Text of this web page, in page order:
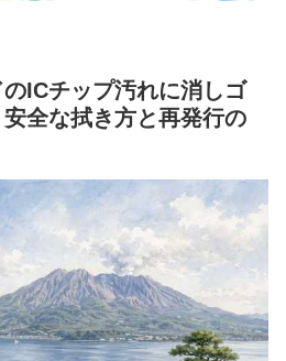
ICチップ汚れに消しゴ
全な拭き方と再発行の